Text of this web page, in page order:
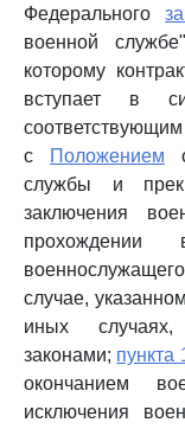
Федерального
военной
которому
вступает в
с
Положением
службы и
заключения
прохождении
случае,
иных случаях,
законами; пункта
окончанием
исключения